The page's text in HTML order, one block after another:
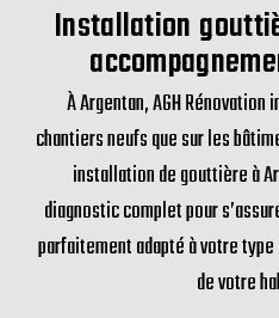
Installation
À Argentan, AGH
chantiers neufs que sur les
installation de gouttière à
diagnostic complet pour
parfaitement adapté à votre
de votre